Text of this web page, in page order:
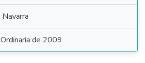
Navarra
Ordinaria de 2009